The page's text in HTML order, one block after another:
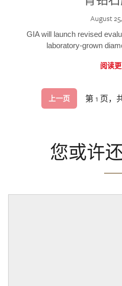
August
GIA will launch revised
laboratory-grown
阅读
上一页 第 1 页，
您或许